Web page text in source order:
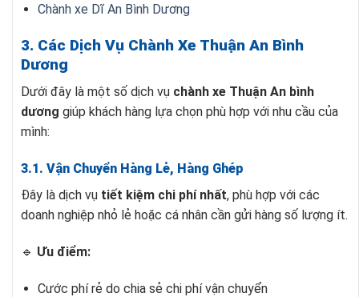
Chành xe Dĩ An Bình Dương
3. Các Dịch Vụ Chành Xe Thuận An Bình
Dương
Dưới đây là một số dịch vụ chành xe Thuận An bình
dương giúp khách hàng lựa chọn phù hợp với nhu cầu của
mình:
3.1. Vận Chuyển Hàng Lẻ, Hàng Ghép
Đây là dịch vụ tiết kiệm chi phí nhất, phù hợp với các
doanh nghiệp nhỏ lẻ hoặc cá nhân cần gửi hàng số lượng ít.
🔹 Ưu điểm:
Cước phí rẻ do chia sẻ chi phí vận chuyển